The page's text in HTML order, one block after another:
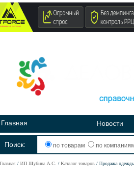
Главная Новости
Поиск: по товарам по
Главная ИП Шубина А.С. Каталог товаров Продажа